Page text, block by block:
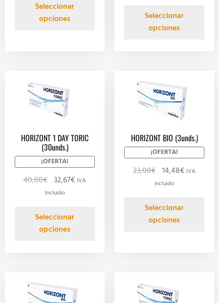
Seleccionar
opciones
Seleccionar
opciones
HORIZONT 1 DAY TORIC
(30unds.)
¡OFERTA!
40,00€ 32,67€ IVA
Incluido
Seleccionar
opciones
HORIZONT BIO (3unds.)
¡OFERTA!
23,00€ 14,48€ IVA
Incluido
Seleccionar
opciones